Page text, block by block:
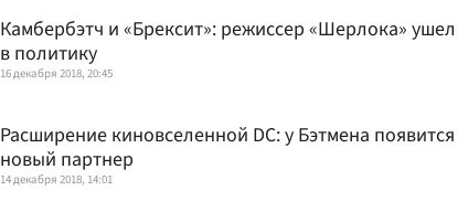
Камбербэтч и «Брексит»: режиссер «Шерлока» ушел
в политику
16 декабря 2018, 20:45
Расширение киновселенной DC: у Бэтмена появится
новый партнер
14 декабря 2018, 14:01